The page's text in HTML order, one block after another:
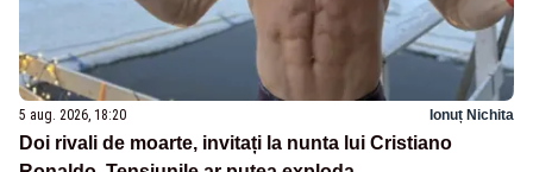
5 aug. 2026, 18:20 Ionuț Nichita
Doi rivali de moarte, invitați la nunta lui Cristiano